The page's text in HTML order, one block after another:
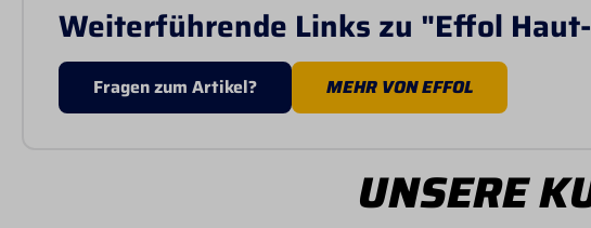
Weiterführende Links zu "Effol
Fragen zum Artikel? MEHR VON EFFOL
UNSERE